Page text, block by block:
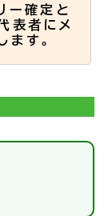
ー確定と
表者にメ
ます。